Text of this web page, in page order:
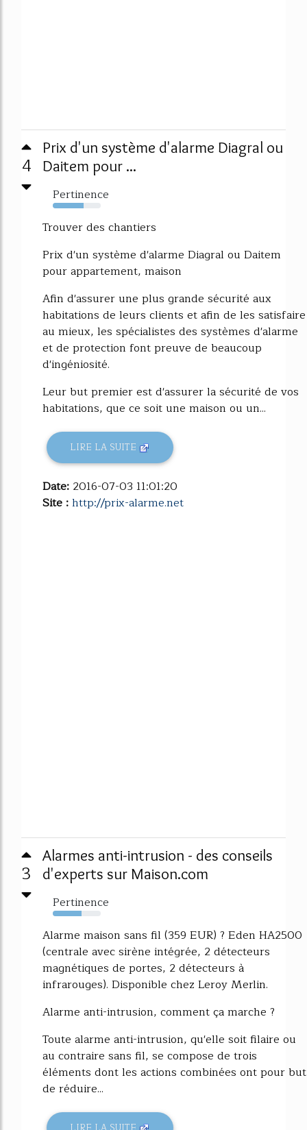
4
Prix d'un système d'alarme Diagral ou
Daitem pour ...
Pertinence
64%
Trouver des chantiers
Prix d'un système d'alarme Diagral ou Daitem
pour appartement, maison
Afin d'assurer une plus grande sécurité aux
habitations de leurs clients et afin de les satisfaire
au mieux, les spécialistes des systèmes d'alarme
et de protection font preuve de beaucoup
d'ingéniosité.
Leur but premier est d'assurer la sécurité de vos
habitations, que ce soit une maison ou un...
LIRE LA SUITE
Date: 2016-07-03 11:01:20
Site :http://prix-alarme.net
3
Alarmes anti-intrusion - des conseils
d'experts sur Maison.com
Pertinence
60%
Alarme maison sans fil (359 EUR) ? Eden HA2500
(centrale avec sirène intégrée, 2 détecteurs
magnétiques de portes, 2 détecteurs à
infrarouges). Disponible chez Leroy Merlin.
Alarme anti-intrusion, comment ça marche ?
Toute alarme anti-intrusion, qu'elle soit filaire ou
au contraire sans fil, se compose de trois
éléments dont les actions combinées ont pour but
de réduire...